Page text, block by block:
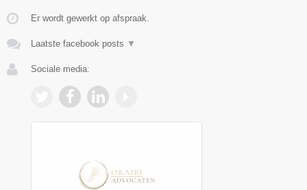
Er wordt gewerkt op afspraak.
Laatste facebook posts ▼
Sociale media: